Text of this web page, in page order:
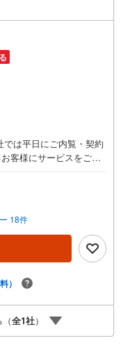
は平日にご内覧・契約
客様にサービスをご用
にご予約頂きましたら営
ます。＼本物件の他に
者間で不動産情報が共
、その他隣接エリアで
動産販売 久屋大通営業
から徒歩1分、名城線
19:00（定休日無し） 上
る場合は「室内・現地
希望の日時をご記入い
能です。
18件
）
全1社）